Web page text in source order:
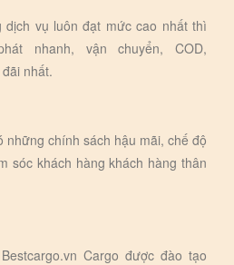
dịch vụ luôn đạt mức cao nhất thì
nhanh, vận chuyển, COD,
nhất.
những chính sách hậu mãi, chế độ
sóc khách hàng khách hàng thân
Cargo được đào tạo